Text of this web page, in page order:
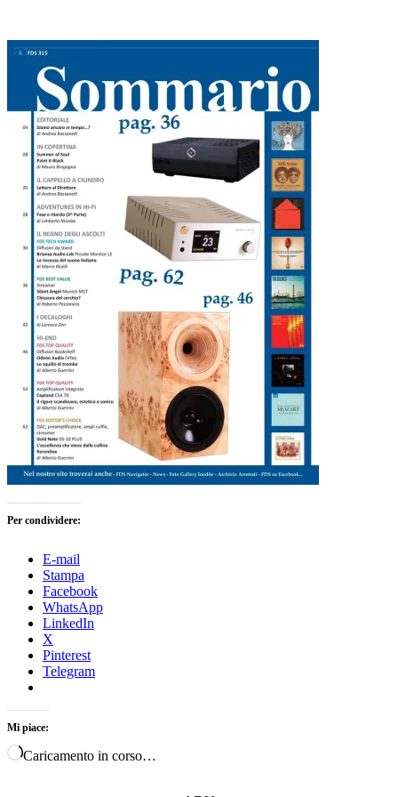
Per condividere:
E-mail
Stampa
Facebook
WhatsApp
LinkedIn
X
Pinterest
Telegram
Mi piace:
Caricamento in corso…